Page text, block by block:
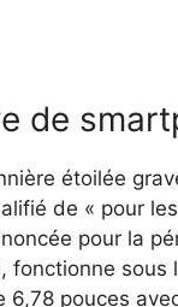
de
étoilée
de « pour
pour la
sous
pouces